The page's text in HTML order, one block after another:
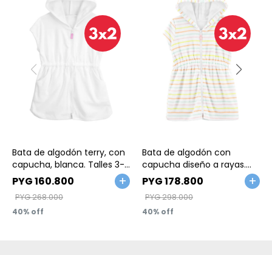
Bata de algodón terry, con
capucha, blanca. Talles 3-
24M
PYG160.800
PYG268.000
40
Bata de algodón con
capucha diseño a rayas.
Talles 6-24M
PYG178.800
PYG298.000
40